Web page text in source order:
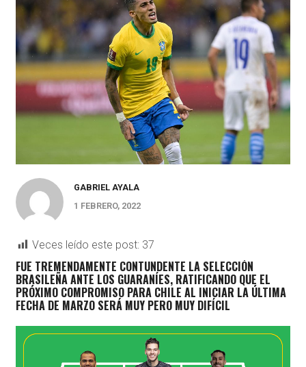
GABRIEL AYALA
1 FEBRERO, 2022
Veces leído este post: 37
FUE TREMENDAMENTE CONTUNDENTE LA SELECCIÓN
BRASILEÑA ANTE LOS GUARANÍES, RATIFICANDO QUE EL
PRÓXIMO COMPROMISO PARA CHILE AL INICIAR LA ÚLTIMA
FECHA DE MARZO SERÁ MUY PERO MUY DIFÍCIL